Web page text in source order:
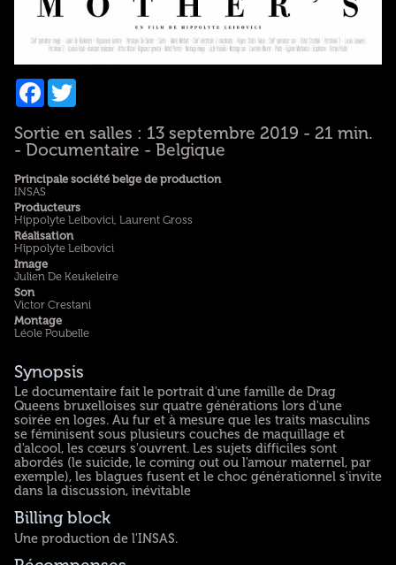
Facebook
Twitter
Sortie en salles : 13 septembre 2019 - 21 min.
- Documentaire - Belgique
Principale société belge de production
INSAS
Producteurs
Hippolyte Leibovici, Laurent Gross
Réalisation
Hippolyte Leibovici
Image
Julien De Keukeleire
Son
Victor Crestani
Montage
Léole Poubelle
Synopsis
Le documentaire fait le portrait d'une famille de Drag
Queens bruxelloises sur quatre générations lors d'une
soirée en loges. Au fur et à mesure que les traits masculins
se féminisent sous plusieurs couches de maquillage et
d'alcool, les cœurs s'ouvrent. Les sujets difficiles sont
abordés (le suicide, le coming out ou l'amour maternel, par
exemple), les blagues fusent et le choc générationnel s'invite
dans la discussion, inévitable
Billing block
Une production de l'INSAS.